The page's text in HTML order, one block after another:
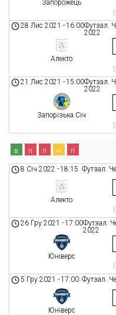
Запорожець
Футзал.
2022
28 Лис 2021 -16:00
Алекто
Футзал.
2022
21 Лис 2021 -15:00
Запорізька Січ
в п п н п
Футзал.
8 Січ 2022 -18:15
Алекто
Футзал.
2022
26 Гру 2021 -17:00
Юніверс
Футзал.
5 Гру 2021 -17:00
Юніверс